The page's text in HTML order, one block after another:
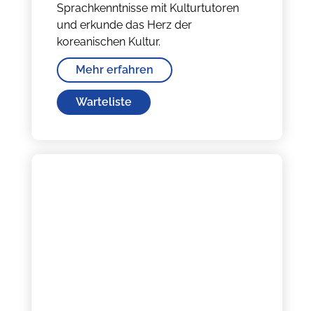
Sprachkenntnisse mit Kulturtutoren
und erkunde das Herz der
koreanischen Kultur.
Mehr erfahren
Warteliste